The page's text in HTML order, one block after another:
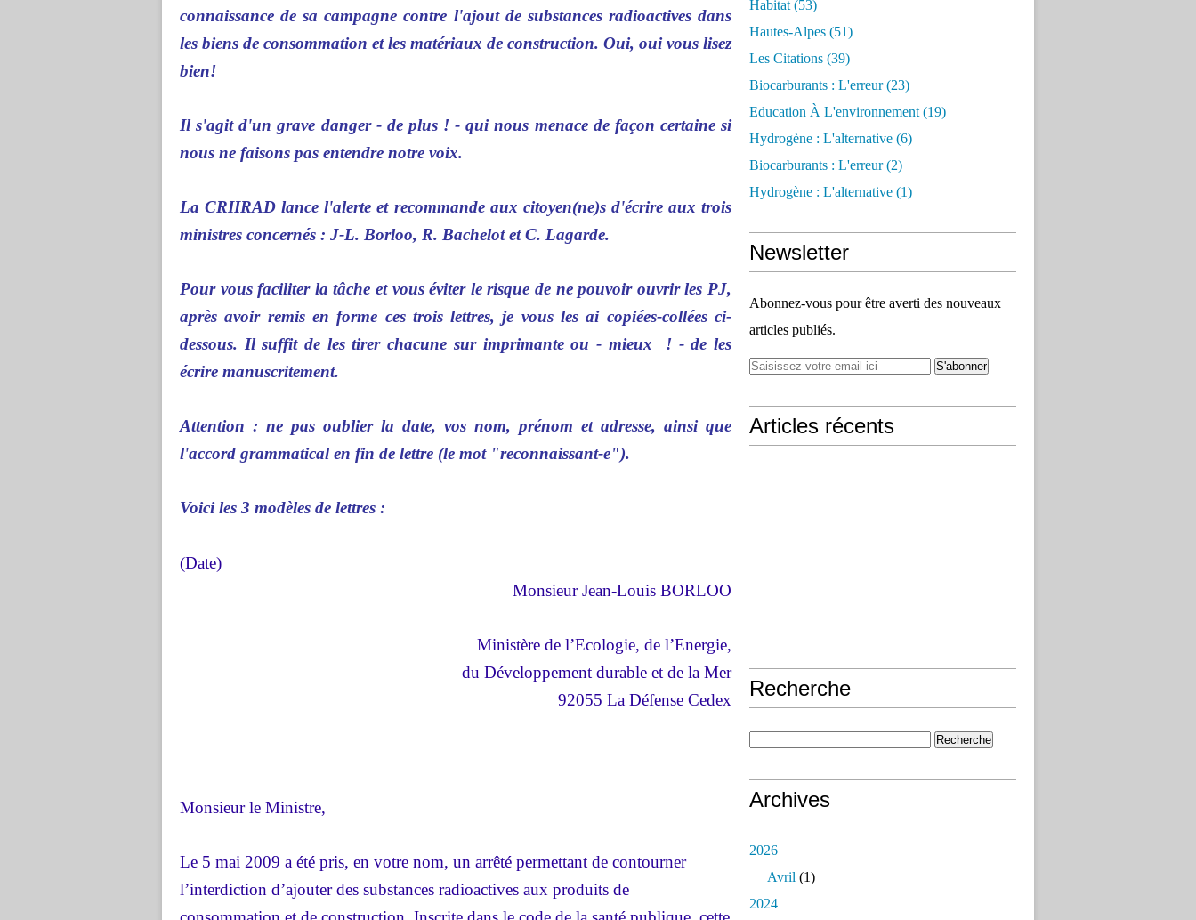
connaissance de sa campagne contre l'ajout de substances radioactives dans
les biens de consommation et les matériaux de construction. Oui, oui vous lisez
bien!
Il s'agit d'un grave danger - de plus ! - qui nous menace de façon certaine si
nous ne faisons pas entendre notre voix.
La CRIIRAD lance l'alerte et recommande aux citoyen(ne)s d'écrire aux trois
ministres concernés : J-L. Borloo, R. Bachelot et C. Lagarde.
Pour vous faciliter la tâche et vous éviter le risque de ne pouvoir ouvrir les PJ,
après avoir remis en forme ces trois lettres, je vous les ai copiées-collées ci-
dessous. Il suffit de les tirer chacune sur imprimante ou - mieux ! - de les
écrire manuscritement.
Attention : ne pas oublier la date, vos nom, prénom et adresse, ainsi que
l'accord grammatical en fin de lettre (le mot "reconnaissant-e").
Voici les 3 modèles de lettres :
(Date)
Monsieur Jean-Louis BORLOO
Ministère de l’Ecologie, de l’Energie,
du Développement durable et de la Mer
92055 La Défense Cedex
Monsieur le Ministre,
Le 5 mai 2009 a été pris, en votre nom, un arrêté permettant de contourner
l’interdiction d’ajouter des substances radioactives aux produits de
Habitat (53)
Hautes-Alpes (51)
Les Citations (39)
Biocarburants : L'erreur(23)
Education À L'environnement (19)
Hydrogène : L'alternative (6)
Biocarburants : L'erreur(2)
Hydrogène : L'alternative (1)
Newsletter
Abonnez-vous pour être averti des nouveaux
articles publiés.
Articles récents
Recherche
Archives
2026
Avril (1)
2024